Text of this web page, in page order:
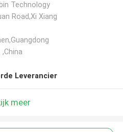
Technology
Road,Xi Xiang
Leverancier
meer